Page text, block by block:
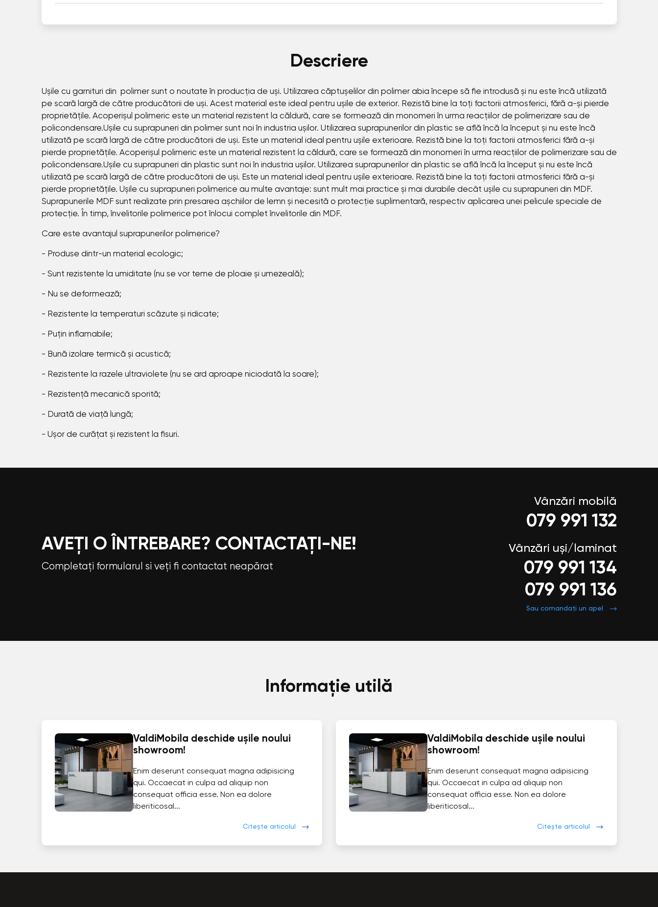
Descriere
Ușile cu garnituri din polimer sunt o noutate în producția de uși. Utilizarea căptușelilor din polimer abia începe să fie introdusă și nu este încă utilizată
pe scară largă de către producătorii de uși. Acest material este ideal pentru ușile de exterior. Rezistă bine la toți factorii atmosferici, fără a-și pierde
proprietățile. Acoperișul polimeric este un material rezistent la căldură, care se formează din monomeri în urma reacțiilor de polimerizare sau de
policondensare.Ușile cu suprapuneri din polimer sunt noi în industria ușilor. Utilizarea suprapunerilor din plastic se află încă la început și nu este încă
utilizată pe scară largă de către producătorii de uși. Este un material ideal pentru ușile exterioare. Rezistă bine la toți factorii atmosferici fără a-și
pierde proprietățile. Acoperișul polimeric este un material rezistent la căldură, care se formează din monomeri în urma reacțiilor de polimerizare sau de
policondensare.Ușile cu suprapuneri din plastic sunt noi în industria ușilor. Utilizarea suprapunerilor din plastic se află încă la început și nu este încă
utilizată pe scară largă de către producătorii de uși. Este un material ideal pentru ușile exterioare. Rezistă bine la toți factorii atmosferici fără a-și
pierde proprietățile. Ușile cu suprapuneri polimerice au multe avantaje: sunt mult mai practice și mai durabile decât ușile cu suprapuneri din MDF.
Suprapunerile MDF sunt realizate prin presarea așchiilor de lemn și necesită o protecție suplimentară, respectiv aplicarea unei pelicule speciale de
protecție. În timp, învelitorile polimerice pot înlocui complet învelitorile din MDF.
Care este avantajul suprapunerilor polimerice?
- Produse dintr-un material ecologic;
- Sunt rezistente la umiditate (nu se vor teme de ploaie și umezeală);
- Nu se deformează;
- Rezistente la temperaturi scăzute și ridicate;
- Puțin inflamabile;
- Bună izolare termică și acustică;
- Rezistente la razele ultraviolete (nu se ard aproape niciodată la soare);
- Rezistență mecanică sporită;
- Durată de viață lungă;
- Ușor de curățat și rezistent la fisuri.
AVEȚI O ÎNTREBARE? CONTACTAȚI-NE!
Completați formularul si veți fi contactat neapărat
Vânzări mobilă
079 991 132
Vânzări uși/laminat
079 991 134
079 991 136
Sau comandați un apel
Informație utilă
ValdiMobila deschide ușile noului
showroom!
Enim deserunt consequat magna adipisicing
qui. Occaecat in culpa ad aliquip non
consequat officia esse. Non ea dolore
liberiticosal...
Citește articolul
ValdiMobila deschide ușile noului
showroom!
Enim deserunt consequat magna adipisicing
qui. Occaecat in culpa ad aliquip non
consequat officia esse. Non ea dolore
liberiticosal...
Citește articolul